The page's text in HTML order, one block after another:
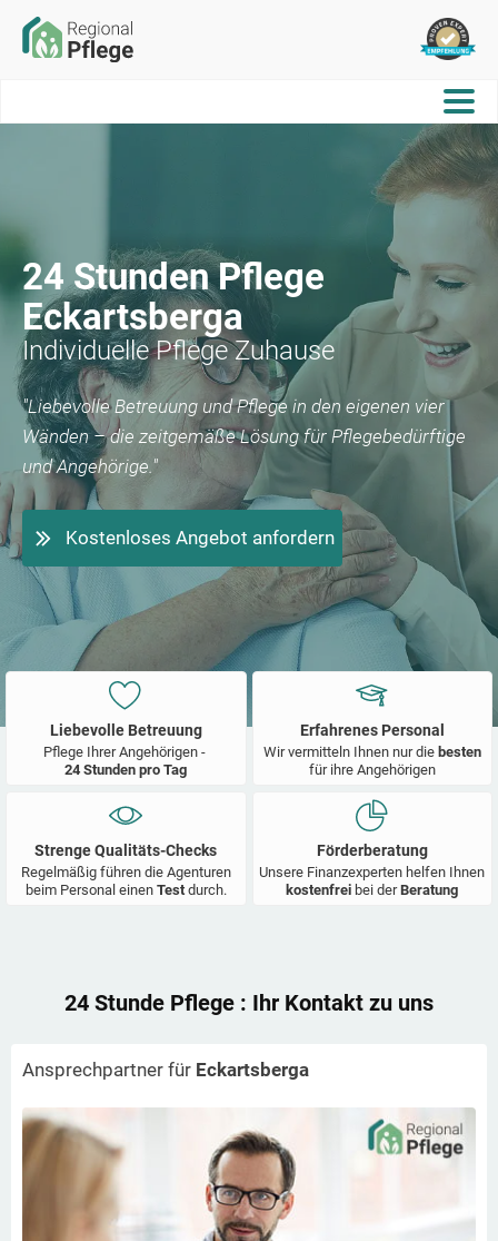
24 Stunden Pflege
Eckartsberga
Individuelle Pflege Zuhause
"Liebevolle Betreuung und Pflege in den eigenen vier
Wänden – die zeitgemäße Lösung für Pflegebedürftige
und Angehörige."
Kostenloses Angebot anfordern
Liebevolle Betreuung
Pflege Ihrer Angehörigen -
24 Stunden pro Tag
Erfahrenes Personal
Wir vermitteln Ihnen nur die besten
für ihre Angehörigen
Strenge Qualitäts-Checks
Regelmäßig führen die Agenturen
beim Personal einen Test durch.
Förderberatung
Unsere Finanzexperten helfen Ihnen
kostenfrei bei derBeratung
24 Stunde Pflege : Ihr Kontakt zu uns
Ansprechpartner für Eckartsberga